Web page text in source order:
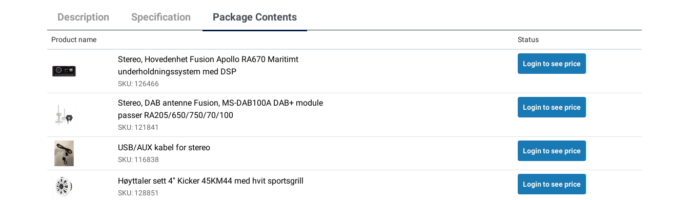
Description Specification Package Contents
Product name Status
Stereo, Hovedenhet Fusion Apollo RA670 Maritimt
underholdningssystem med DSP
SKU: 126466
Login to see price
Stereo, DAB antenne Fusion, MS-DAB100A DAB+ module
passer RA205/650/750/70/100
SKU: 121841
Login to see price
USB/AUX kabel for stereo
SKU: 116838
Login to see price
Høyttaler sett 4'' Kicker 45KM44 med hvit sportsgrill
SKU: 128851
Login to see price